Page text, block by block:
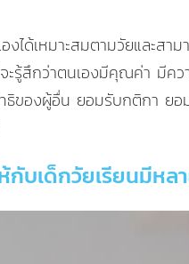
ได้เหมาะสมตามวัยและส
รู้สึกว่าตนเองมีคุณค่า มีค
ของผู้อื่น ยอมรับกติกา ย
บเด็กวัยเรียนมีหล